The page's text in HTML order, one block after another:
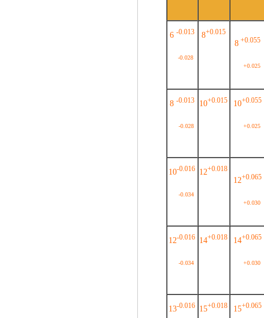
6 -0.013
-0.028
8+0.015
8 +0.055
+0.025
8 -0.013
-0.028
10+0.015 10+0.055
+0.025
10-0.016
-0.034
12+0.018
12+0.065
+0.030
12-0.016
-0.034
14+0.018 14+0.065
+0.030
13-0.016 15+0.018 15+0.065